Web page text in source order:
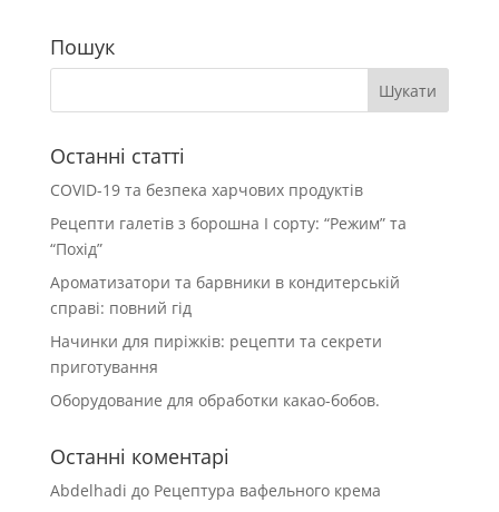
Пошук
Останні статті
COVID-19 та безпека харчових продуктів
Рецепти галетів з борошна І сорту: “Режим” та
“Похід”
Ароматизатори та барвники в кондитерській
справі: повний гід
Начинки для пиріжків: рецепти та секрети
приготування
Оборудование для обработки какао-бобов.
Останні коментарі
Abdelhadi до Рецептура вафельного крема